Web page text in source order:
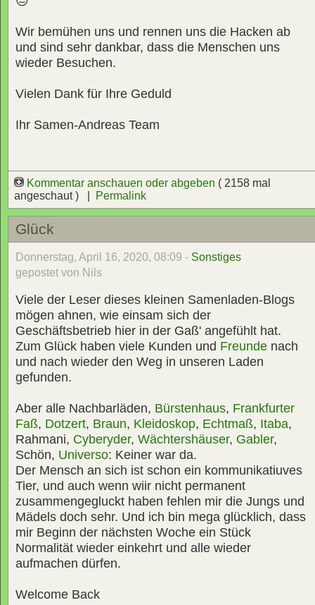
Wir bemühen uns und rennen uns die Hacken ab
und sind sehr dankbar, dass die Menschen uns
wieder Besuchen.
Vielen Dank für Ihre Geduld
Ihr Samen-Andreas Team
Kommentar anschauen oder abgeben ( 2158 mal
angeschaut ) |
Permalink
Glück
Donnerstag, April 16, 2020, 08:09 - Sonstiges
gepostet von Nils
Viele der Leser dieses kleinen Samenladen-Blogs
mögen ahnen, wie einsam sich der
Geschäftsbetrieb hier in der Gaß' angefühlt hat.
Zum Glück haben viele Kunden und Freunde nach
und nach wieder den Weg in unseren Laden
gefunden.
Aber alle Nachbarläden, Bürstenhaus, Frankfurter
Faß, Dotzert, Braun, Kleidoskop, Echtmaß, Itaba,
Rahmani, Cyberyder, Wächtershäuser, Gabler,
Schön, Universo: Keiner war da.
Der Mensch an sich ist schon ein kommunikatiuves
Tier, und auch wenn wiir nicht permanent
zusammengegluckt haben fehlen mir die Jungs und
Mädels doch sehr. Und ich bin mega glücklich, dass
mir Beginn der nächsten Woche ein Stück
Normalität wieder einkehrt und alle wieder
aufmachen dürfen.
Welcome Back